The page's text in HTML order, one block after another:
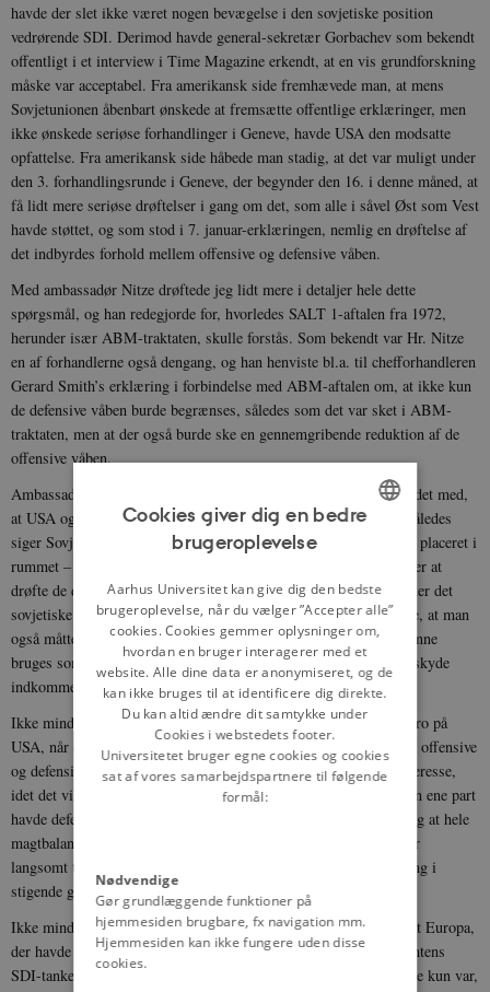
havde der slet ikke været nogen bevægelse i den sovjetiske position
vedrørende SDI. Derimod havde general-sekretær Gorbachev som bekendt
offentligt i et interview i Time Magazine erkendt, at en vis grundforskning
måske var acceptabel. Fra amerikansk side fremhævede man, at mens
Sovjetunionen åbenbart ønskede at fremsætte offentlige erklæringer, men
ikke ønskede seriøse forhandlinger i Geneve, havde USA den modsatte
opfattelse. Fra amerikansk side håbede man stadig, at det var muligt under
den 3. forhandlingsrunde i Geneve, der begynder den 16. i denne måned, at
få lidt mere seriøse drøftelser i gang om det, som alle i såvel Øst som Vest
havde støttet, og som stod i 7. januar-erklæringen, nemlig en drøftelse af
det indbyrdes forhold mellem offensive og defensive våben.
Med ambassadør Nitze drøftede jeg lidt mere i detaljer hele dette
spørgsmål, og han redegjorde for, hvorledes SALT 1-aftalen fra 1972,
herunder især ABM-traktaten, skulle forstås. Som bekendt var Hr. Nitze
en af forhandlerne også dengang, og han henviste bl.a. til chefforhandleren
Gerard Smith’s erklæring i forbindelse med ABM-aftalen om, at ikke kun
de defensive våben burde begrænses, således som det var sket i ABM-
traktaten, men at der også burde ske en gennemgribende reduktion af de
offensive våben.
Ambassadør Nitze kom også ind på det spørgsmål, der er forbundet med,
at USA og Sovjetunionen definerer defensive våben forskelligt. Således
siger Sovjetunionen, at man kun ønsker at drøfte defensive våben placeret i
rummet – hvilket omfatter SDI-projektet – mens USA også ønsker at
drøfte de defensive våben, der placeres på jorden – hvilket omfatter det
sovjetiske defensive system. Hr. Nitze oplyste i denne forbindelse, at man
også måtte huske på, at almindelige interkontinentale missiler kunne
bruges som defensive våben, idet de jo kunne indstilles til at nedskyde
indkommende offensive våben.
Ikke mindst udenrigsminister Shultz fremhævede, at man måtte tro på
USA, når det sagde, at det ønskede at forhandle forholdet mellem offensive
og defensive våben. Bl.a. var en sådan forhandling jo i USA’s interesse,
idet det ville skabe ustabilitet i supermagtsforholdet, hvis kun den ene part
havde defensive våben. Hertil kom en moralsk betragtning, nemlig at hele
magtbalance– og terrorbalancesynspunktet var en politisk ide, der
langsomt tabte terræn. Bl.a. overhalede den teknologiske udvikling i
stigende grad magtbalancetankegangen og gjorde den farlig.
Ikke mindst forsvarsminister Weinberger fandt det uforståeligt, at Europa,
der havde haft en så stor anti-atombevægelse, ikke greb præsidentens
SDI-tanke. Undertiden fik Hr. Weinberger den tanke, at det måske kun var,
DANISH
Cookies giver dig en bedre
brugeroplevelse
Aarhus Universitet kan give dig den bedste
brugeroplevelse, når du vælger ”Accepter alle”
cookies. Cookies gemmer oplysninger om,
hvordan en bruger interagerer med et
website. Alle dine data er anonymiseret, og de
kan ikke bruges til at identificere dig direkte.
Du kan altid ændre dit samtykke under
Cookies i webstedets footer.
Universitetet bruger egne cookies og cookies
sat af vores samarbejdspartnere til følgende
formål:
Nødvendige
Gør grundlæggende funktioner på
hjemmesiden brugbare, fx navigation mm.
Hjemmesiden kan ikke fungere uden disse
cookies.